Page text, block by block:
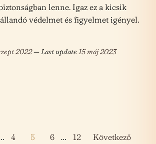
lenne. Igaz ez a kicsik
védelmet és figyelmet igényel.
2022— Last update15 máj 2023
4 5 6 … 12 Következő